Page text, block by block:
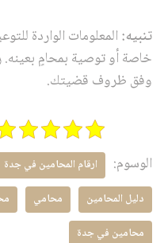
تنبيه: المعلومات الواردة
خاصة أو توصية بمحامٍ
وفق ظروف قضيتك.
الوسوم: ارقام المحامين في جدة
دليل المحامين
محامي
محامين في جدة